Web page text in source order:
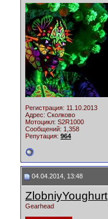
Регистрация: 11.10.2013
Адрес: Сколково
Мотоцикл: S2R1000
Сообщений: 1,358
Репутация: 964
04.04.2014, 13:48
ZlobniyYoughurt
Gearhead